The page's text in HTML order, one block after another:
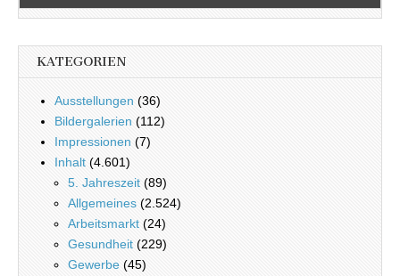
KATEGORIEN
Ausstellungen (36)
Bildergalerien (112)
Impressionen (7)
Inhalt (4.601)
5. Jahreszeit (89)
Allgemeines (2.524)
Arbeitsmarkt (24)
Gesundheit (229)
Gewerbe (45)